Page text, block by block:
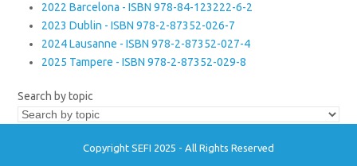
2022 Barcelona - ISBN 978-84-123222-6-2
2023 Dublin - ISBN 978-2-87352-026-7
2024 Lausanne - ISBN 978-2-87352-027-4
2025 Tampere - ISBN 978-2-87352-029-8
Search by topic
Copyright SEFI 2025 - All Rights Reserved